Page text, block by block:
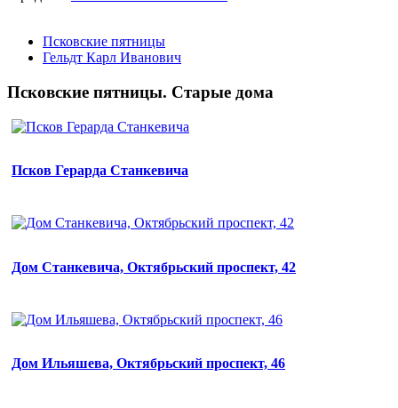
Псковские пятницы
Гельдт Карл Иванович
Псковские пятницы. Старые дома
Псков Герарда Станкевича
Дом Станкевича, Октябрьский проспект, 42
Дом Ильяшева, Октябрьский проспект, 46